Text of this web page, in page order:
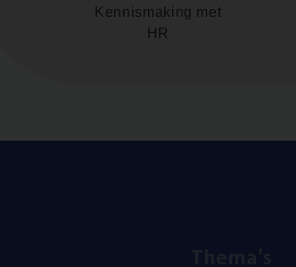
Kennismaking met
HR